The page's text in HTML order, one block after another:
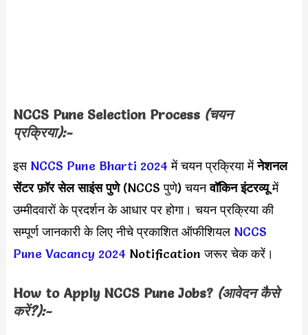
NCCS Pune Selection Process (चयन
प्रक्रिया):-
इस NCCS Pune Bharti 2024 में चयन प्रक्रिया मेंनेशनल
सेंटर फ़ॉर सेल साइंस पुणे(NCCS पुणे) चयनवॉकिन इंटरव्यूमें
उम्मीदवारों के प्रदर्शन के आधार पर होगा। चयन प्रक्रिया की
सम्पूर्ण जानकारी के लिए नीचे प्रकाशित ऑफीशियल NCCS
Pune Vacancy 2024 Notification जरूर चेक करें।
How to Apply NCCS Pune Jobs?(आवेदन कैसे
करें?):-